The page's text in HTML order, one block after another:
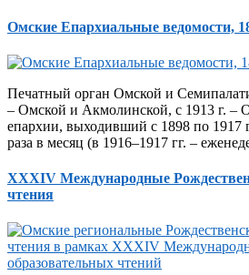
Омские Епархиальные ведомости,
Печатный орган Омской и
– Омской и Акмолинской, с 1913 г. –
епархии, выходивший с 1898 по 1917
раза в месяц (в 1916–1917 гг. –
XXXIV Международные
чтения